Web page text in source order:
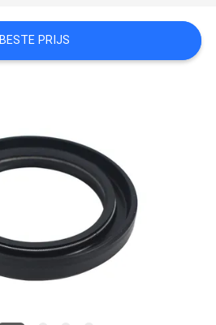
BESTE PRIJS